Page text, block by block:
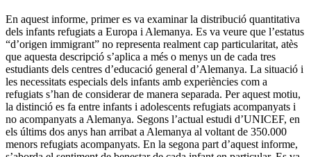
En aquest informe, primer es va examinar la distribució quantitativa
dels infants refugiats a Europa i Alemanya. Es va veure que l’estatus
“d’origen immigrant” no representa realment cap particularitat, atès
que aquesta descripció s’aplica a més o menys un de cada tres
estudiants dels centres d’educació general d’Alemanya. La situació i
les necessitats especials dels infants amb experiències com a
refugiats s’han de considerar de manera separada. Per aquest motiu,
la distinció es fa entre infants i adolescents refugiats acompanyats i
no acompanyats a Alemanya. Segons l’actual estudi d’UNICEF, en
els últims dos anys han arribat a Alemanya al voltant de 350.000
menors refugiats acompanyats. En la segona part d’aquest informe,